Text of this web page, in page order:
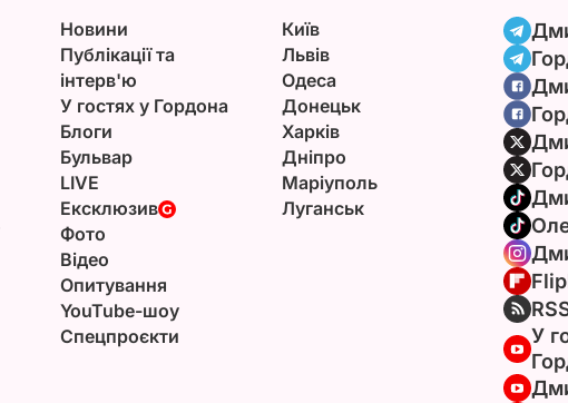
Новини
Публікації та
інтерв'ю
У гостях у Гордона
Блоги
Бульвар
LIVE
Ексклюзив
Фото
Відео
Опитування
YouTube-шоу
Спецпроєкти
Київ
Львів
Одеса
Донецьк
Харків
Дніпро
Маріуполь
Луганськ
У